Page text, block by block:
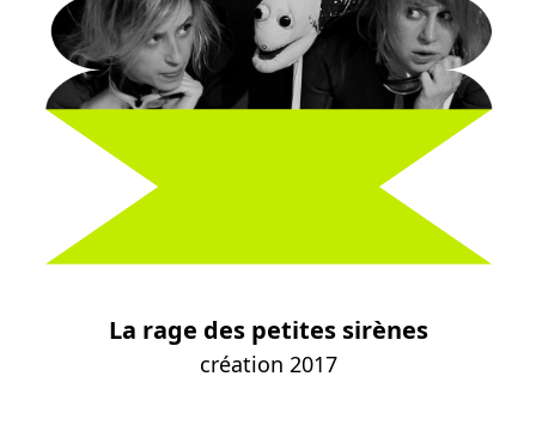
La rage des petites sirènes
création 2017